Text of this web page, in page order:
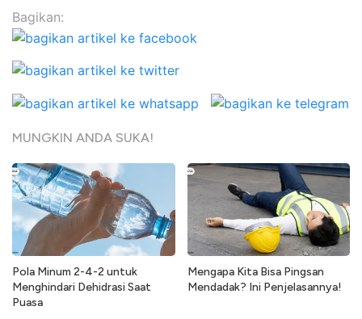
Bagikan:
MUNGKIN ANDA SUKA!
Pola Minum 2-4-2 untuk
Menghindari Dehidrasi Saat
Puasa
Mengapa Kita Bisa Pingsan
Mendadak? Ini Penjelasannya!